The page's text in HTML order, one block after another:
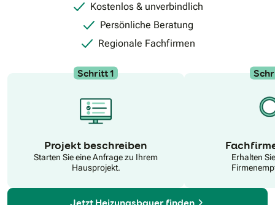
Kostenlos & unverbindlich
Persönliche Beratung
Regionale Fachfirmen
Schritt 1
Projekt beschreiben
Starten Sie eine Anfrage zu Ihrem
Hausprojekt.
Erhalten